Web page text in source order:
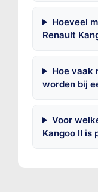
Hoeveel
Renault
Hoe vaak
worden bij
Voor
Kangoo II is